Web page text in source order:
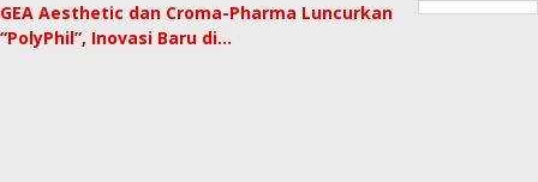
GEA Aesthetic dan Croma-Pharma Luncurkan
“PolyPhil”, Inovasi Baru di…